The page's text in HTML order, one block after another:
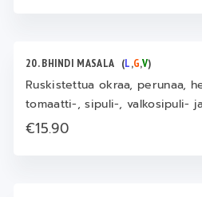
20. BHINDI MASALA (L,G,V)
Ruskistettua okraa, perunaa,
tomaatti-, sipuli-, valkosipuli-
€15.90